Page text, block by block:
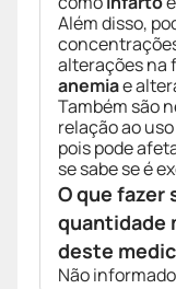
Além disso,
alterações na
anemiae
Também são
relação ao
pois pode
se sabe se é
O que fazer
quantidade
deste
Não